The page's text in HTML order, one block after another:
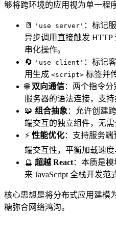
够将跨环境的应用视为单一程序
🚪 'use server' ：标记
异步调用直接触发 HTTP
串化操作。
🔄 'use client' ：标记
用生成 <script> 标签并
🌐双向通信：两个指令
服务器的语法连接，支持
🧩 组合抽象 ：允许创建
端交互的独立组件，无需
⚡ 性能优化：支持服务
端交互性，平衡加载速度
🔮 超越 React：本质是
来 JavaScript 全栈开发范
核心思想是将分布式应用建模
糖弥合网络鸿沟。